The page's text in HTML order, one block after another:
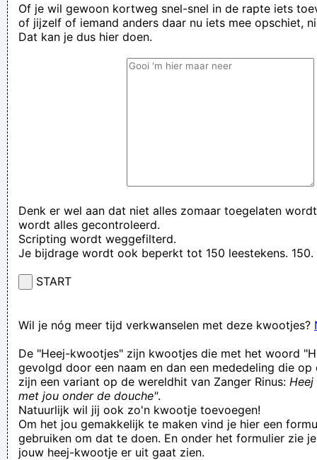
Of je wil gewoon kortweg snel-snel in de rapte iets
of jijzelf of iemand anders daar nu iets mee opschiet,
Dat kan je dus hier doen.
Denk er wel aan dat niet alles zomaar toegelaten
wordt alles gecontroleerd.
Scripting wordt weggefilterd.
Je bijdrage wordt ook beperkt tot 150 leestekens. 150.
START
Wil je nóg meer tijd verkwanselen met deze kwootjes?
De "Heej-kwootjes" zijn kwootjes die met het woord
gevolgd door een naam en dan een mededeling die op
zijn een variant op de wereldhit van Zanger Rinus:
met jou onder de douche".
Natuurlijk wil jij ook zo'n kwootje toevoegen!
Om het jou gemakkelijk te maken vind je hier een
gebruiken om dat te doen. En onder het formulier zie
jouw heej-kwootje er uit gaat zien.